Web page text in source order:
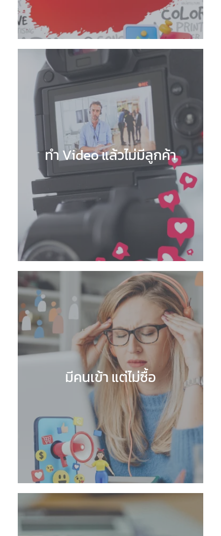
ทำ Video แล้วไม่มีลูกค้า
มีคนเข้า แต่ไม่ซื้อ